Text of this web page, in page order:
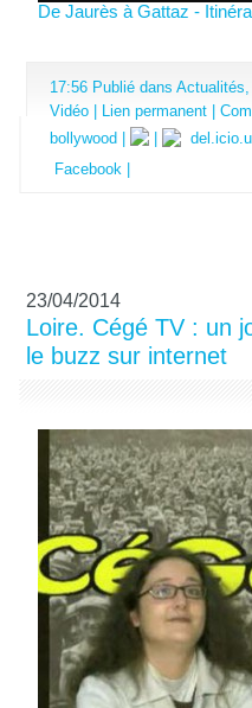
De Jaurès à Gattaz -
17:56 Publié dans Actualités
Vidéo
Lien permanent
bollywood
Facebook
23/04/2014
Loire. Cégé TV : un
le buzz sur internet